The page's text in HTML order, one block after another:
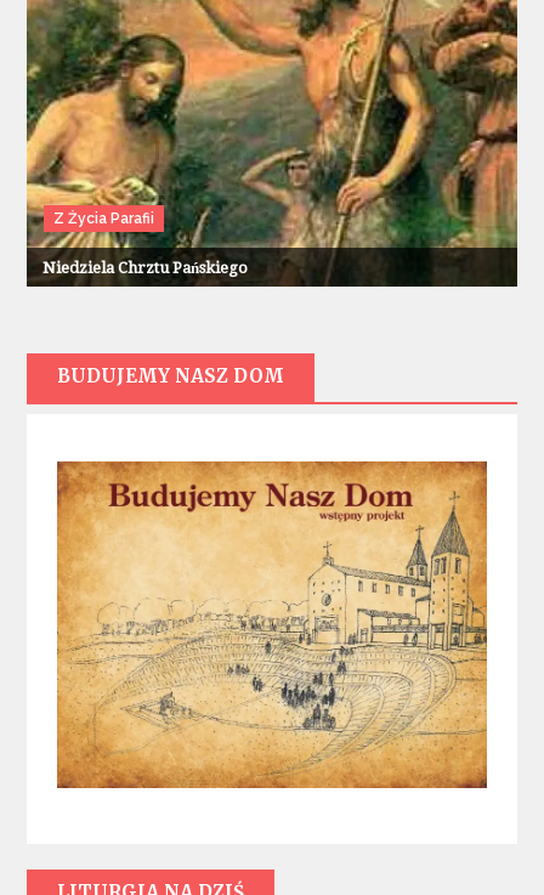
Z Życia Parafii
Niedziela Chrztu Pańskiego
BUDUJEMY NASZ DOM